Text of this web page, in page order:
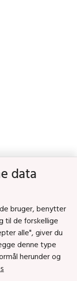
data
bruger, benytter
til de forskellige
alle", giver du
denne type
herunder og